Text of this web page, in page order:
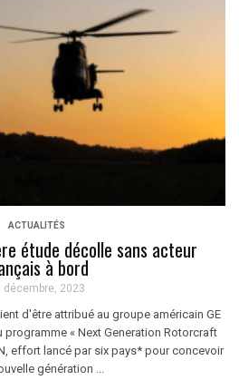
ACTUALITÉS
étude décolle sans acteur
à bord
décembre, 2023
d'être attribué au groupe américain GE
« Next Generation Rotorcraft
effort lancé par six pays* pour concevoir
génération ...